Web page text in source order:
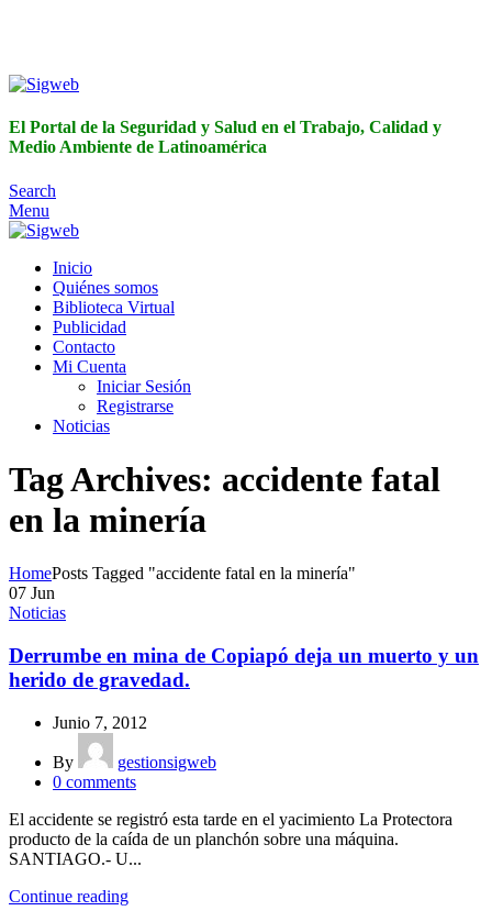
El Portal de la Seguridad y Salud en el Trabajo, Calidad y
Medio Ambiente de Latinoamérica
Search
Menu
Inicio
Quiénes somos
Biblioteca Virtual
Publicidad
Contacto
Mi Cuenta
Iniciar Sesión
Registrarse
Noticias
Tag Archives: accidente fatal
en la minería
HomePosts Tagged "accidente fatal en la minería"
07 Jun
Noticias
Derrumbe en mina de Copiapó deja un muerto y un
herido de gravedad.
Junio 7, 2012
By
gestionsigweb
0 comments
El accidente se registró esta tarde en el yacimiento La Protectora
producto de la caída de un planchón sobre una máquina.
SANTIAGO.- U...
Continue reading